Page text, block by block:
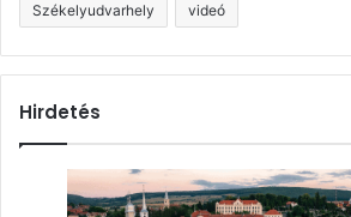
Székelyudvarhely videó
Hirdetés